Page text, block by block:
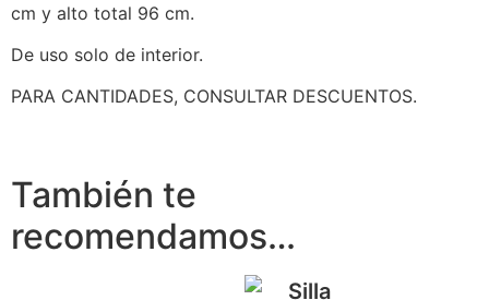
cm y alto total 96 cm.
De uso solo de interior.
PARA CANTIDADES, CONSULTAR DESCUENTOS.
También te
recomendamos…